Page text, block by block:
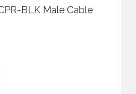
BLK Male Cable